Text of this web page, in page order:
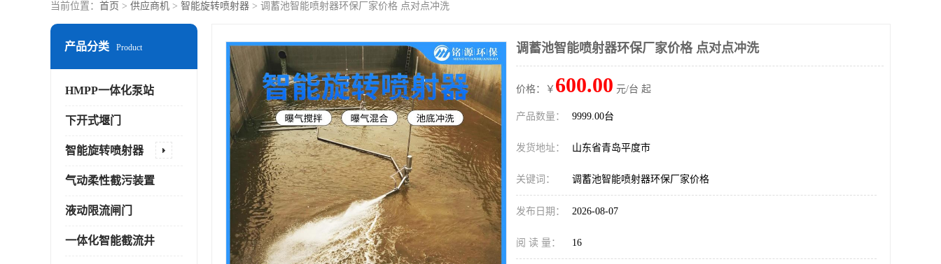
当前位置： 首页 > 供应商机 > 智能旋转喷射器 > 调蓄池智能喷射器环保厂家价格 点对点冲洗
产品分类 Product
HMPP一体化泵站
下开式堰门
智能旋转喷射器
气动柔性截污装置
液动限流闸门
一体化智能截流井
调蓄池智能喷射器环保厂家价格 点对点冲洗
价格：￥ 600.00 元/台 起
产品数量： 9999.00台
发货地址： 山东省青岛平度市
关键词： 调蓄池智能喷射器环保厂家价格
发布日期： 2026-08-07
阅 读 量： 16